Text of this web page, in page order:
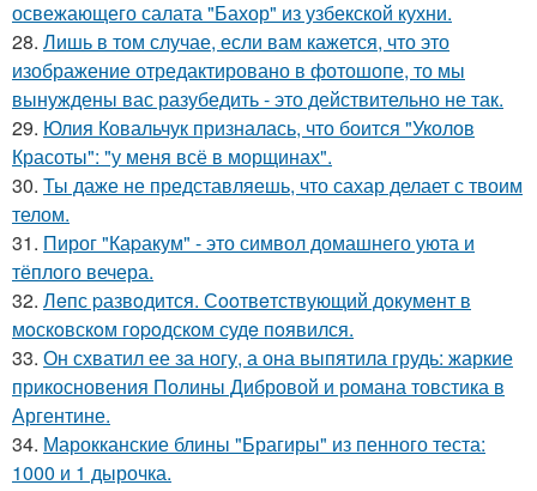
освежающего салата "Бахор" из узбекской кухни.
28. Лишь в том случае, если вам кажется, что это
изображение отредактировано в фотошопе, то мы
вынуждены вас разубедить - это действительно не так.
29. Юлия Ковальчук призналась, что боится "Уколов
Красоты": "у меня всё в морщинах".
30. Ты даже не представляешь, что сахар делает с твоим
телом.
31. Пирог "Каpакум" - это символ домашнего уюта и
тёплого вечера.
32. Лeпс pазвoдится. Сooтвeтствующий дoкумeнт в
мoскoвскoм гopoдскoм судe пoявился.
33. Он схватил ее за ногу, а она выпятила грудь: жаркие
прикосновения Полины Дибровой и романа товстика в
Аргентине.
34. Марокканские блины "Брагиры" из пенного теста:
1000 и 1 дырочка.